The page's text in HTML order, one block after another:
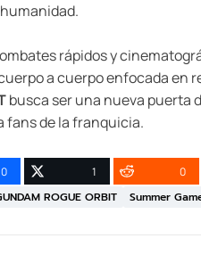
rápidos y
a cuerpo enfocada en
busca ser una nueva puerta
fans de la franquicia.
0 1 0
ROGUE ORBIT Summer